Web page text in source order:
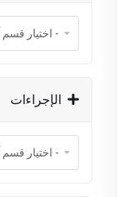
الإجراءات